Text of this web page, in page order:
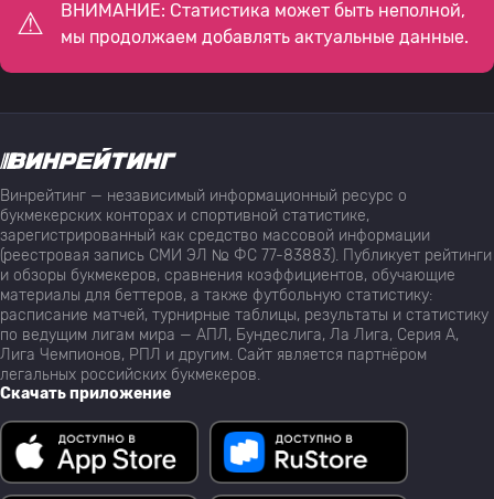
ВНИМАНИЕ: Статистика может быть неполной,
мы продолжаем добавлять актуальные данные.
Винрейтинг — независимый информационный ресурс о
букмекерских конторах и спортивной статистике,
зарегистрированный как средство массовой информации
(реестровая запись СМИ ЭЛ № ФС 77-83883). Публикует рейтинги
и обзоры букмекеров, сравнения коэффициентов, обучающие
материалы для беттеров, а также футбольную статистику:
расписание матчей, турнирные таблицы, результаты и статистику
по ведущим лигам мира — АПЛ, Бундеслига, Ла Лига, Серия А,
Лига Чемпионов, РПЛ и другим. Сайт является партнёром
легальных российских букмекеров.
Скачать приложение